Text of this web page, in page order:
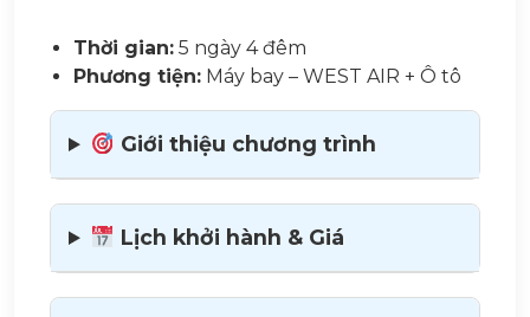
Thời gian: 5 ngày 4 đêm
Phương tiện: Máy bay – WEST AIR + Ô tô
Giới thiệu chương trình
Lịch khởi hành & Giá